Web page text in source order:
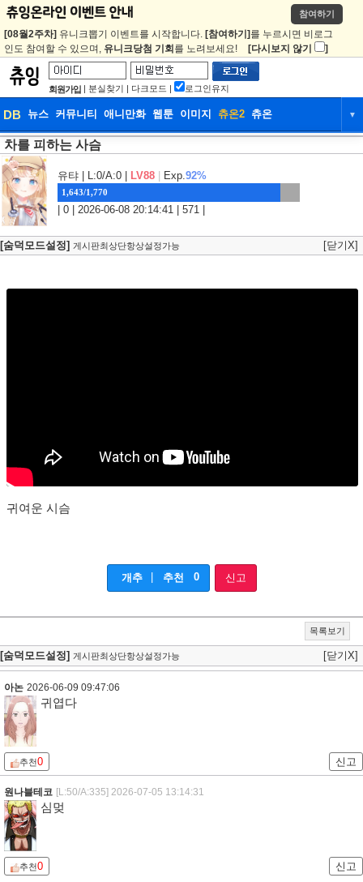
참여하기
[08월2주차] 유니크뽑기 이벤트를 시작합니다. [참여하기] 를 누르시면 비로그
인도 참여할 수 있으며, 유니크당첨 기회 를 노려보세요! [다시보지 않기 ]
회원가입 | 분실찾기 | 다크모드 | 로그인유지
DB 뉴스 커뮤니티 애니만화 웹툰 이미지 츄온2 츄온 ▼
DB
웹툰 이미지
차를 피하는 사슴
유탸 | L:0/A:0 | LV88 Exp.92%
1,643/1,770
| 0 | 2026-06-08 20:14:41 | 571 |
[숨덕모드설정] 게시판최상단항상설정가능 [닫기X]
귀여운 시슴
개추 추천 0 신고
목록보기
[숨덕모드설정] 게시판최상단항상설정가능 [닫기X]
아논 2026-06-09 09:47:06
귀엽다
추천0 신고
원나블테코 [L:50/A:335] 2026-07-05 13:14:31
심멎
추천0 신고